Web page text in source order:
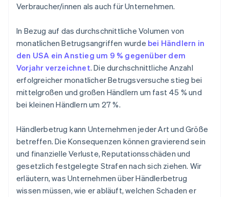
Verbraucher/innen als auch für Unternehmen.
In Bezug auf das durchschnittliche Volumen von
monatlichen Betrugsangriffen wurde bei Händlern in
den USA ein Anstieg um 9 % gegenüber dem
Vorjahr verzeichnet. Die durchschnittliche Anzahl
erfolgreicher monatlicher Betrugsversuche stieg bei
mittelgroßen und großen Händlern um fast 45 % und
bei kleinen Händlern um 27 %.
Händlerbetrug kann Unternehmen jeder Art und Größe
betreffen. Die Konsequenzen können gravierend sein
und finanzielle Verluste, Reputationsschäden und
gesetzlich festgelegte Strafen nach sich ziehen. Wir
erläutern, was Unternehmen über Händlerbetrug
wissen müssen, wie er abläuft, welchen Schaden er